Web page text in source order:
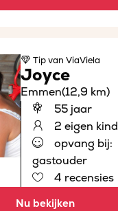
Tipvan ViaViela
Joyce
Emmen(12,9 km)
55 jaar
2 eigen
opvang bij:
gastouder
4 recensies
Nu bekijken